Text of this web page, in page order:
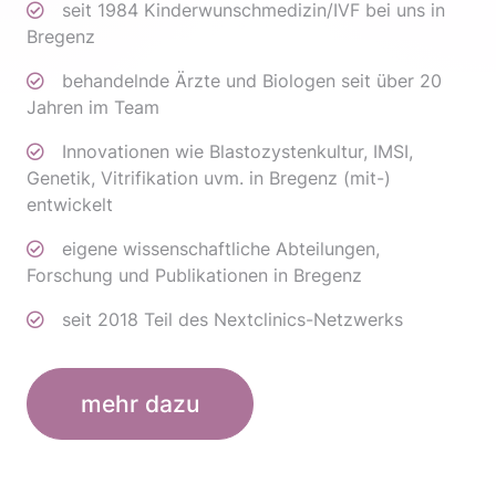
seit 1984 Kinderwunschmedizin/IVF bei uns in
Bregenz
behandelnde Ärzte und Biologen seit über 20
Jahren im Team
Innovationen wie Blastozystenkultur, IMSI,
Genetik, Vitrifikation uvm. in Bregenz (mit-)
entwickelt
eigene wissenschaftliche Abteilungen,
Forschung und Publikationen in Bregenz
seit 2018 Teil des Nextclinics-Netzwerks
mehr dazu